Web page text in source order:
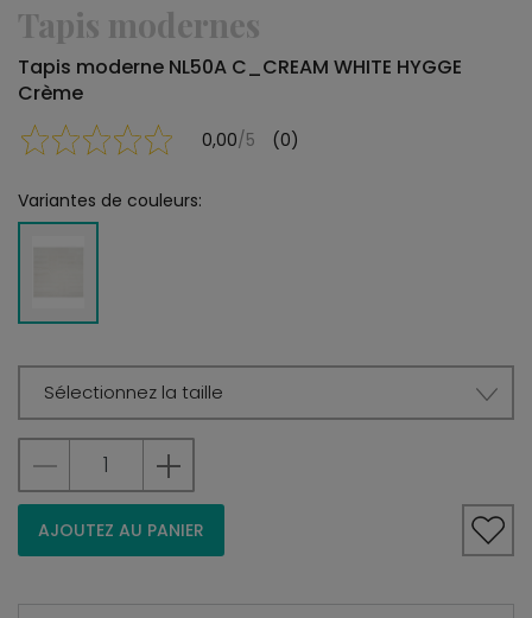
Tapis modernes
Tapis moderne NL50A C_CREAM WHITE HYGGE
Crème
0,00/5 (0)
Variantes de couleurs:
Sélectionnez la taille
AJOUTEZ AU PANIER